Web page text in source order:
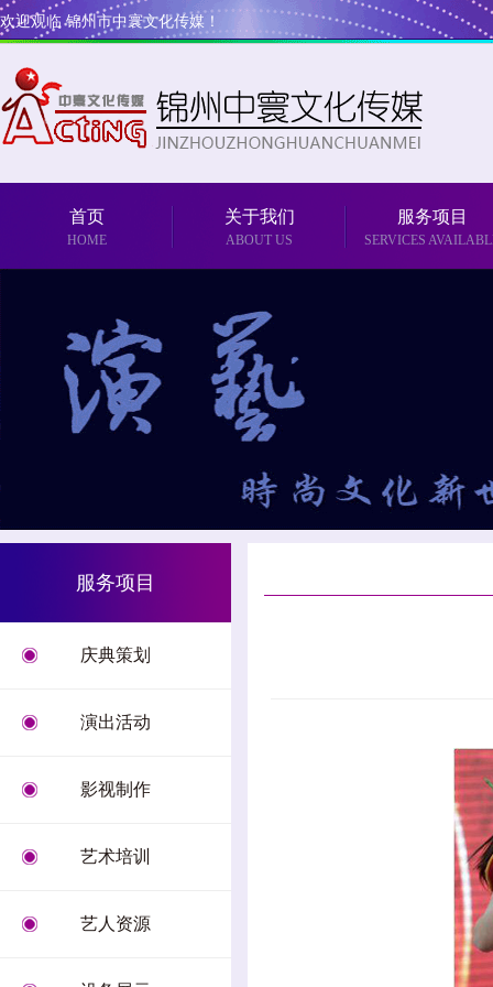
欢迎观临 锦州市中寰文化传媒！
首页
HOME
关于我们
ABOUT US
服务项目
SERVICES
服务项目
庆典策划
演出活动
影视制作
艺术培训
艺人资源